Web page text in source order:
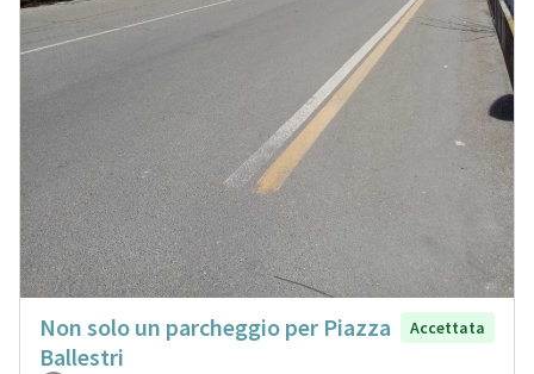
Non solo un parcheggio per Piazza
Ballestri
Accettata